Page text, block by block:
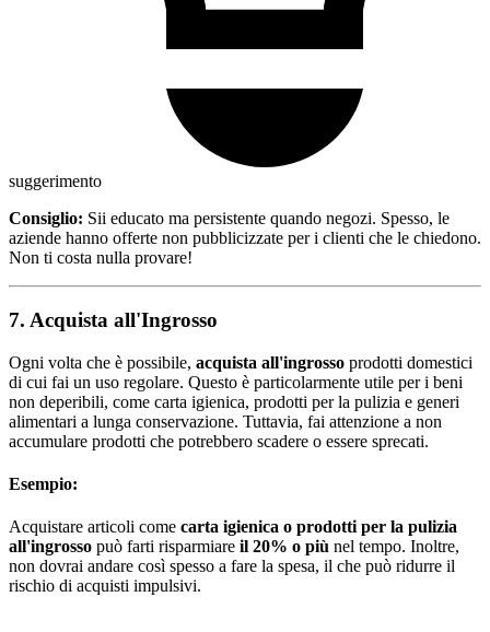
suggerimento
Consiglio: Sii educato ma persistente quando negozi. Spesso, le
aziende hanno offerte non pubblicizzate per i clienti che le chiedono.
Non ti costa nulla provare!
7. Acquista all'Ingrosso
Ogni volta che è possibile, acquista all'ingrosso prodotti domestici
di cui fai un uso regolare. Questo è particolarmente utile per i beni
non deperibili, come carta igienica, prodotti per la pulizia e generi
alimentari a lunga conservazione. Tuttavia, fai attenzione a non
accumulare prodotti che potrebbero scadere o essere sprecati.
Esempio:
Acquistare articoli come carta igienica o prodotti per la pulizia
all'ingrosso può farti risparmiare il 20% o più nel tempo. Inoltre,
non dovrai andare così spesso a fare la spesa, il che può ridurre il
rischio di acquisti impulsivi.